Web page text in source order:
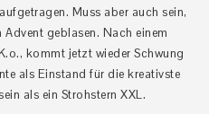
Muss aber auch sein,
geblasen. Nach einem
kommt jetzt wieder Schwung
als Einstand für die kreativste
als ein Strohstern XXL.